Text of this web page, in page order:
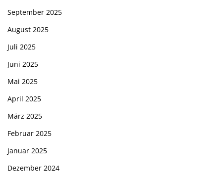
September 2025
August 2025
Juli 2025
Juni 2025
Mai 2025
April 2025
März 2025
Februar 2025
Januar 2025
Dezember 2024